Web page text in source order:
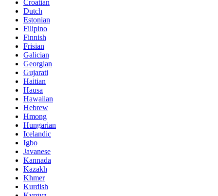
Croatian
Dutch
Estonian
Filipino
Finnish
Frisian
Galician
Georgian
Gujarati
Haitian
Hausa
Hawaiian
Hebrew
Hmong
Hungarian
Icelandic
Igbo
Javanese
Kannada
Kazakh
Khmer
Kurdish